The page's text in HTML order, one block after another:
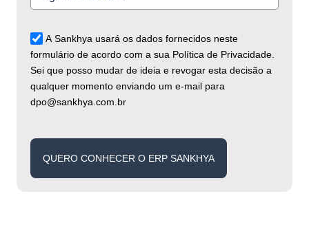
A Sankhya usará os dados fornecidos neste
formulário de acordo com a sua Política de Privacidade.
Sei que posso mudar de ideia e revogar esta decisão a
qualquer momento enviando um e-mail para
dpo@sankhya.com.br
QUERO CONHECER O ERP SANKHYA